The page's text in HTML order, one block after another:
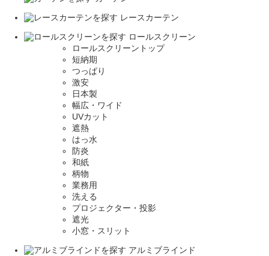
レースカーテン
ロールスクリーン
ロールスクリーントップ
短納期
つっぱり
激安
日本製
幅広・ワイド
UVカット
遮熱
はっ水
防炎
和紙
柄物
業務用
洗える
プロジェクター・投影
遮光
小窓・スリット
アルミブラインド